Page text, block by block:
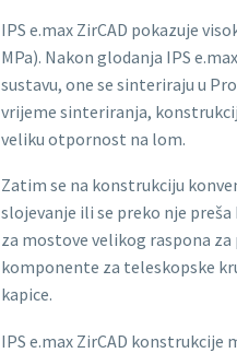
IPS e.max ZirCAD pokazuje
MPa). Nakon glodanja IPS
sustavu, one se sinteriraju u
vrijeme sinteriranja,
veliku otpornost na lom.
Zatim se na konstrukciju
slojevanje ili se preko nje preša
za mostove velikog raspona
komponente za teleskopske
kapice.
IPS e.max ZirCAD